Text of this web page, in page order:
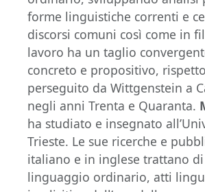
forme linguistiche correnti e
discorsi comuni così come in
lavoro ha un taglio
concreto e propositivo,
perseguito da Wittgenstein a
negli anni Trenta e Quaranta.
ha studiato e insegnato
Trieste. Le sue ricerche e
italiano e in inglese trattano
linguaggio ordinario, atti